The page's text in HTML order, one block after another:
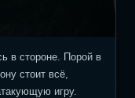
в стороне. Порой в
стоит всё,
игру.